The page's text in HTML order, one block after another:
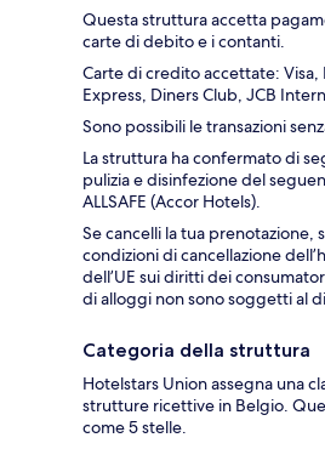
Questa struttura accetta
carte di debito e i contanti.
Carte di credito accettate:
Express, Diners Club, JCB
Sono possibili le transazioni
La struttura ha confermato di
pulizia e disinfezione del
ALLSAFE (Accor Hotels).
Se cancelli la tua prenotazione,
condizioni di cancellazione
dell’UE sui diritti dei
di alloggi non sono soggetti al
Categoria della struttura
Hotelstars Union assegna una
strutture ricettive in Belgio.
come 5 stelle.